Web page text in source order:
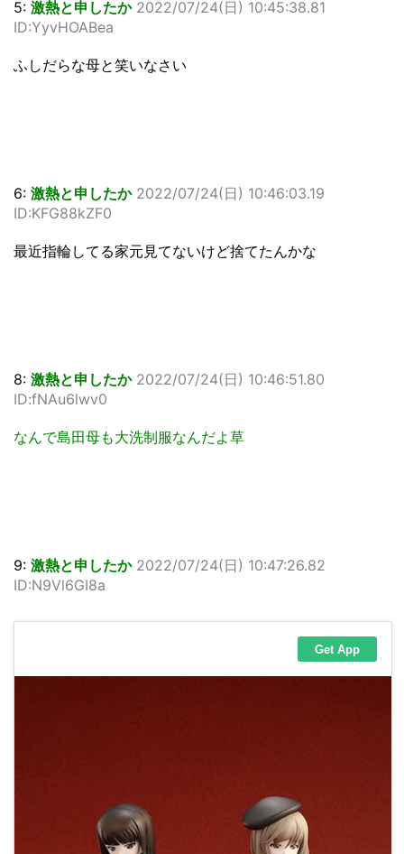
5: 激熱と申したか 2022/07/24(日) 10:45:38.81
ID:YyvHOABea
ふしだらな母と笑いなさい
6: 激熱と申したか 2022/07/24(日) 10:46:03.19
ID:KFG88kZF0
最近指輪してる家元見てないけど捨てたんかな
8: 激熱と申したか 2022/07/24(日) 10:46:51.80
ID:fNAu6lwv0
なんで島田母も大洗制服なんだよ草
9: 激熱と申したか 2022/07/24(日) 10:47:26.82
ID:N9Vl6GI8a